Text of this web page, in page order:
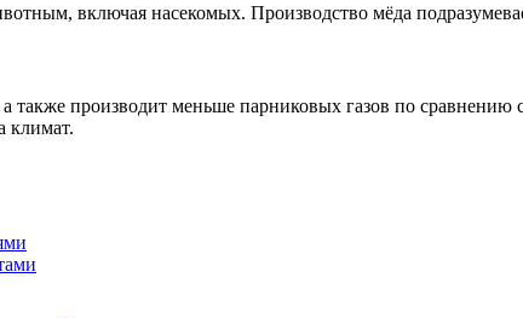
включая насекомых. Производство мёда
также производит меньше парниковых газов по
климат.